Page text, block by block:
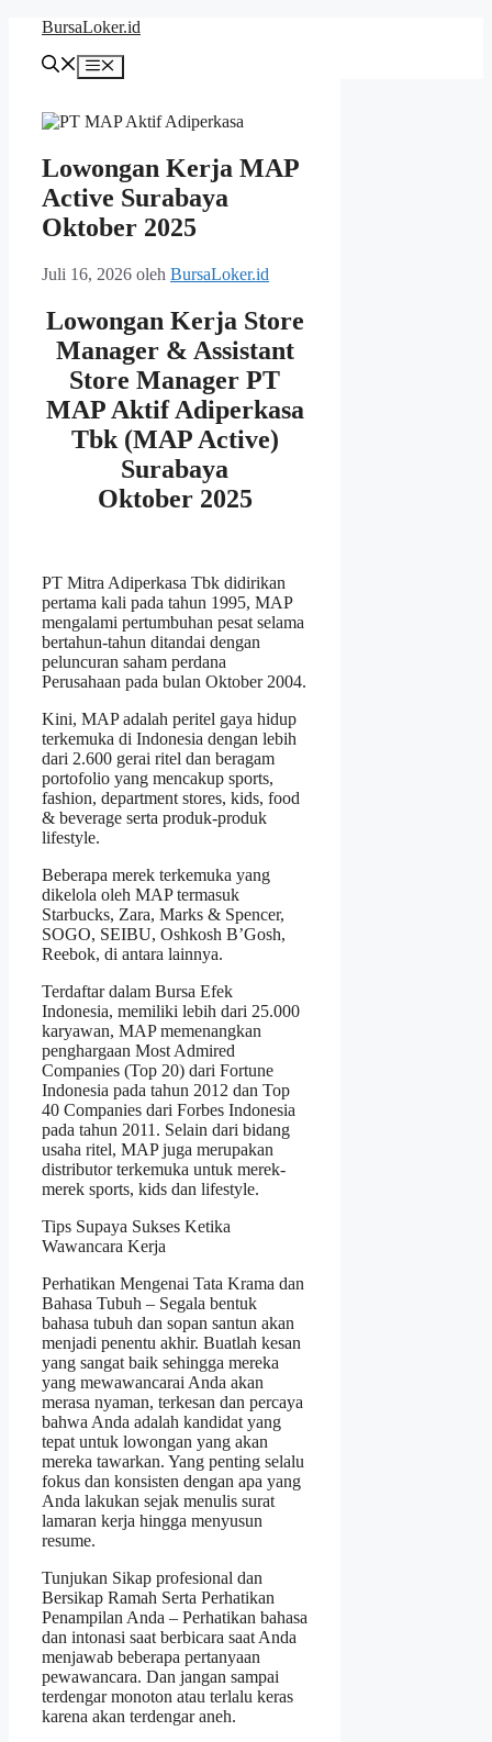
Langsung
BursaLoker.id
Menu
Lowongan Kerja MAP
Active Surabaya
Oktober 2025
Juli 16, 2026 oleh BursaLoker.id
Lowongan Kerja Store
Manager & Assistant
Store Manager PT
MAP Aktif Adiperkasa
Tbk (MAP Active)
Surabaya
Oktober 2025
PT Mitra Adiperkasa Tbk didirikan
pertama kali pada tahun 1995, MAP
mengalami pertumbuhan pesat selama
bertahun-tahun ditandai dengan
peluncuran saham perdana
Perusahaan pada bulan Oktober 2004.
Kini, MAP adalah peritel gaya hidup
terkemuka di Indonesia dengan lebih
dari 2.600 gerai ritel dan beragam
portofolio yang mencakup sports,
fashion, department stores, kids, food
& beverage serta produk-produk
lifestyle.
Beberapa merek terkemuka yang
dikelola oleh MAP termasuk
Starbucks, Zara, Marks & Spencer,
SOGO, SEIBU, Oshkosh B’Gosh,
Reebok, di antara lainnya.
Terdaftar dalam Bursa Efek
Indonesia, memiliki lebih dari 25.000
karyawan, MAP memenangkan
penghargaan Most Admired
Companies (Top 20) dari Fortune
Indonesia pada tahun 2012 dan Top
40 Companies dari Forbes Indonesia
pada tahun 2011. Selain dari bidang
usaha ritel, MAP juga merupakan
distributor terkemuka untuk merek-
merek sports, kids dan lifestyle.
Tips Supaya Sukses Ketika
Wawancara Kerja
Perhatikan Mengenai Tata Krama dan
Bahasa Tubuh – Segala bentuk
bahasa tubuh dan sopan santun akan
menjadi penentu akhir. Buatlah kesan
yang sangat baik sehingga mereka
yang mewawancarai Anda akan
merasa nyaman, terkesan dan percaya
bahwa Anda adalah kandidat yang
tepat untuk lowongan yang akan
mereka tawarkan. Yang penting selalu
fokus dan konsisten dengan apa yang
Anda lakukan sejak menulis surat
lamaran kerja hingga menyusun
resume.
Tunjukan Sikap profesional dan
Bersikap Ramah Serta Perhatikan
Penampilan Anda – Perhatikan bahasa
dan intonasi saat berbicara saat Anda
menjawab beberapa pertanyaan
pewawancara. Dan jangan sampai
terdengar monoton atau terlalu keras
karena akan terdengar aneh.